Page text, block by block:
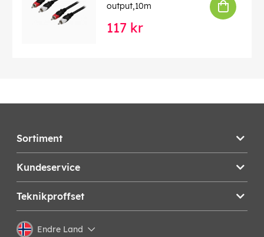
output,10m
117 kr
Sortiment
Kundeservice
Teknikproffset
Endre Land